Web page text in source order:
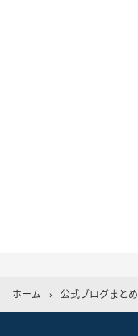
ホーム › 公式ブログまとめ